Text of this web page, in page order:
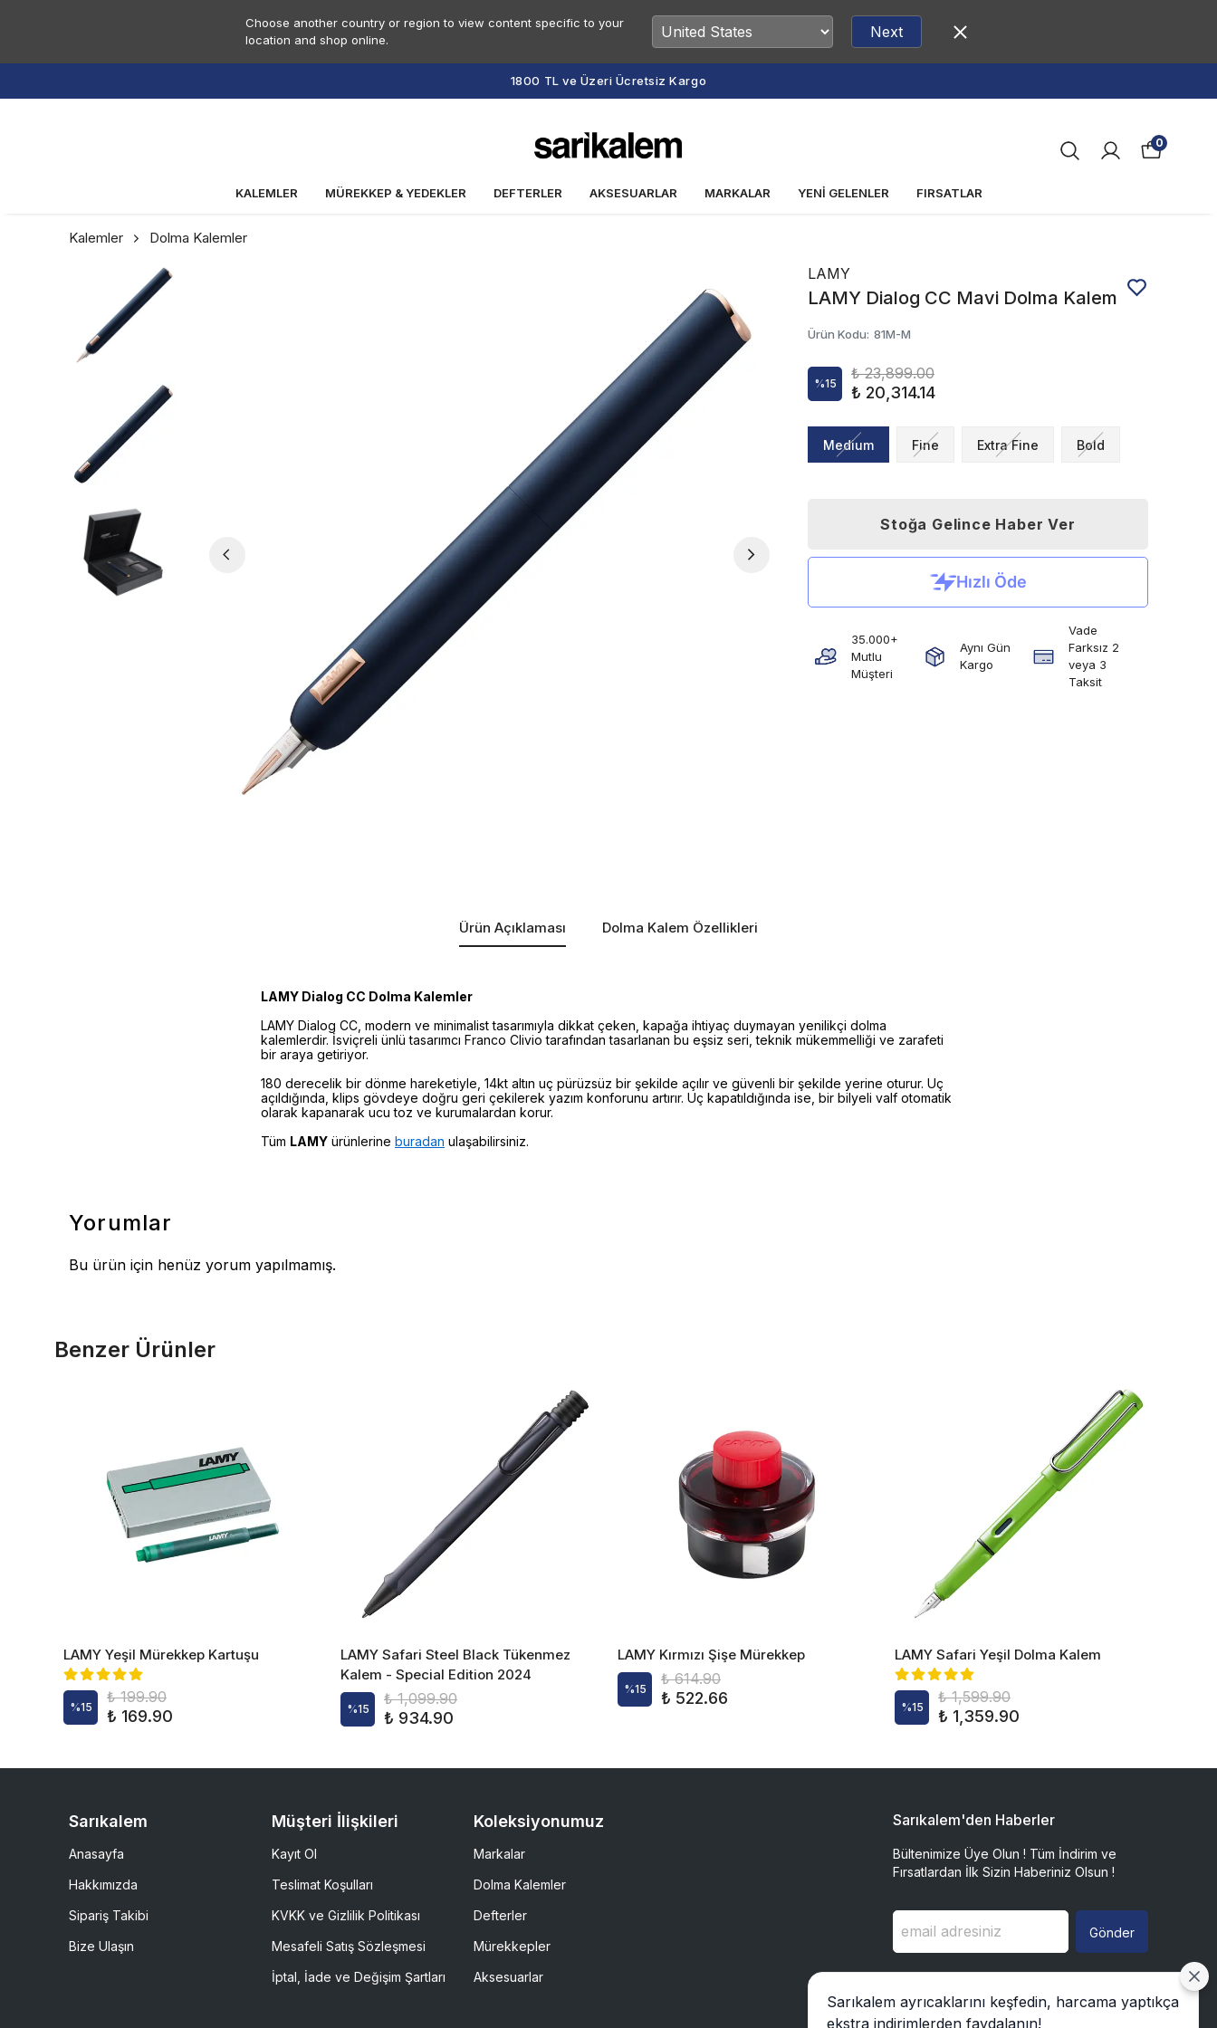
Choose another country or region to view content specific to your
location and shop online.
Next
1800 TL ve Üzeri Ücretsiz Kargo
KALEMLER MÜREKKEP & YEDEKLER DEFTERLER AKSESUARLAR MARKALAR YENİ GELENLER FIRSATLAR
0
Kalemler Dolma Kalemler
LAMY
LAMY Dialog CC Mavi Dolma Kalem
Ürün Kodu: 81M-M
%15
₺ 23,899.00
₺ 20,314.14
Medium Fine Extra Fine Bold
Stoğa Gelince Haber Ver
35.000+
Mutlu
Müşteri
Aynı Gün
Kargo
Vade
Farksız 2
veya 3
Taksit
Ürün Açıklaması Dolma Kalem Özellikleri
LAMY Dialog CC Dolma Kalemler
LAMY Dialog CC, modern ve minimalist tasarımıyla dikkat çeken, kapağa ihtiyaç duymayan yenilikçi dolma
kalemlerdir. İsviçreli ünlü tasarımcı Franco Clivio tarafından tasarlanan bu eşsiz seri, teknik mükemmelliği ve zarafeti
bir araya getiriyor.
180 derecelik bir dönme hareketiyle, 14kt altın uç pürüzsüz bir şekilde açılır ve güvenli bir şekilde yerine oturur. Uç
açıldığında, klips gövdeye doğru geri çekilerek yazım konforunu artırır. Uç kapatıldığında ise, bir bilyeli valf otomatik
olarak kapanarak ucu toz ve kurumalardan korur.
Tüm LAMY ürünlerine buradan ulaşabilirsiniz.
Yorumlar
Bu ürün için henüz yorum yapılmamış.
Benzer Ürünler
LAMY Yeşil Mürekkep Kartuşu
%15
₺ 199.90
₺ 169.90
LAMY Safari Steel Black Tükenmez
Kalem - Special Edition 2024
%15
₺ 1,099.90
₺ 934.90
LAMY Kırmızı Şişe Mürekkep
%15
₺ 614.90
₺ 522.66
LAMY Safari Yeşil Dolma Kalem
%15
₺ 1,599.90
₺ 1,359.90
Sarıkalem
Anasayfa
Hakkımızda
Sipariş Takibi
Bize Ulaşın
Müşteri İlişkileri
Kayıt Ol
Teslimat Koşulları
KVKK ve Gizlilik Politikası
Mesafeli Satış Sözleşmesi
İptal, İade ve Değişim Şartları
Koleksiyonumuz
Markalar
Dolma Kalemler
Defterler
Mürekkepler
Aksesuarlar
Sarıkalem'den Haberler
Bültenimize Üye Olun ! Tüm İndirim ve
Fırsatlardan İlk Sizin Haberiniz Olsun !
Gönder
Sarıkalem ayrıcaklarını keşfedin, harcama yaptıkça
ekstra indirimlerden faydalanın!